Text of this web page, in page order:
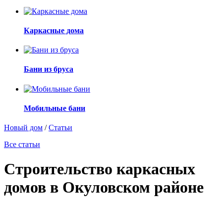
Каркасные дома
Бани из бруса
Мобильные бани
Новый дом / Статьи
Все статьи
Строительство каркасных
домов в Окуловском районе